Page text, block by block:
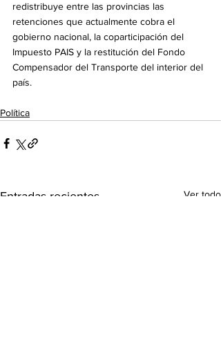
redistribuye entre las provincias las
retenciones que actualmente cobra el
gobierno nacional, la coparticipación del
Impuesto PAIS y la restitución del Fondo
Compensador del Transporte del interior del
país.
Política
Entradas recientes Ver todo